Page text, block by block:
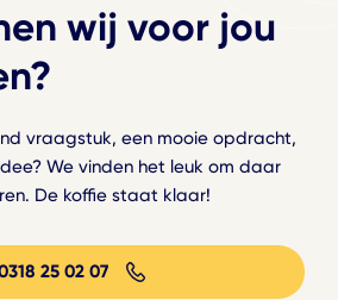
wij voor jou
vraagstuk, een mooie opdracht,
We vinden het leuk om daar
De koffie staat klaar!
25 02 07